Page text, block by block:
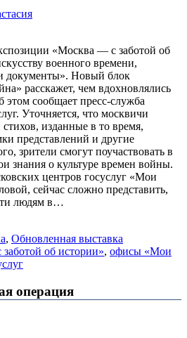
«Москва — с заботой об
военного времени,
документы». Новый блок
расскажет, чем вдохновлялись
сообщает пресс-служба
Уточняется, что москвичи
изданные в то время,
представлений и другие
зрители смогут поучаствовать в
знания о культуре времен войны.
центров госуслуг «Мои
сейчас сложно представить,
людям в…
, Обновленная выставка
об истории», офисы «Мои
операция